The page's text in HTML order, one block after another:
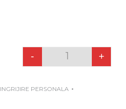
Quantity
- +
INGRIJIRE PERSONALA